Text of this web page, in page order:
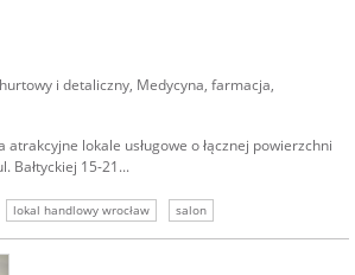
i detaliczny, Medycyna, farmacja,
atrakcyjne lokale usługowe o łącznej powierzchni
Bałtyckiej 15-21...
lokal handlowy wrocław
salon
fitness siłownia showroom